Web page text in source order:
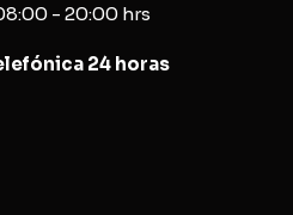
- 20:00 hrs
24 horas